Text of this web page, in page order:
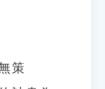
策